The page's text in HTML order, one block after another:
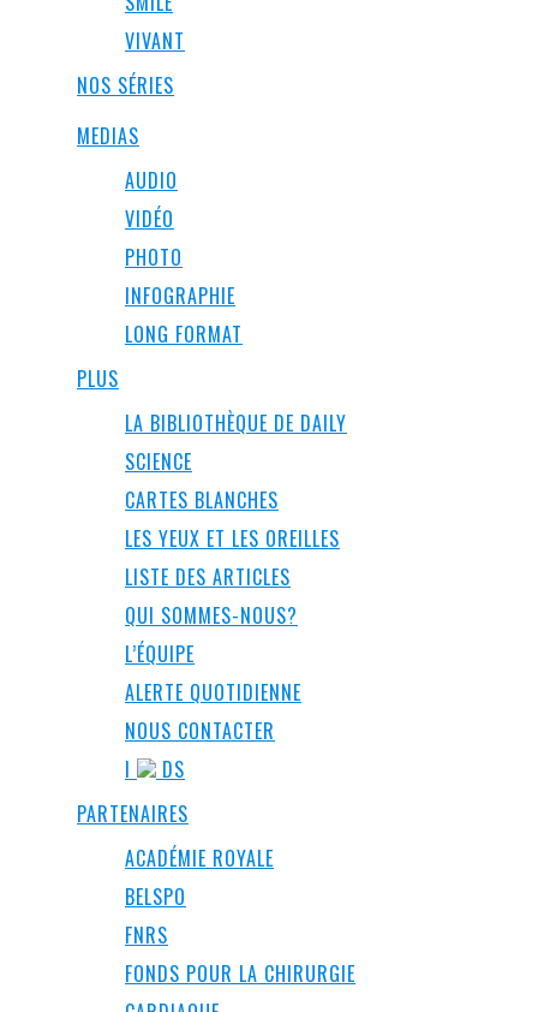
VIVANT
NOS SÉRIES
MEDIAS
AUDIO
VIDÉO
PHOTO
INFOGRAPHIE
LONG FORMAT
PLUS
LA BIBLIOTHÈQUE DE DAILY
SCIENCE
CARTES BLANCHES
LES YEUX ET LES OREILLES
LISTE DES ARTICLES
QUI SOMMES-NOUS?
L’ÉQUIPE
ALERTE QUOTIDIENNE
NOUS CONTACTER
I
DS
PARTENAIRES
ACADÉMIE ROYALE
BELSPO
FNRS
FONDS POUR LA CHIRURGIE